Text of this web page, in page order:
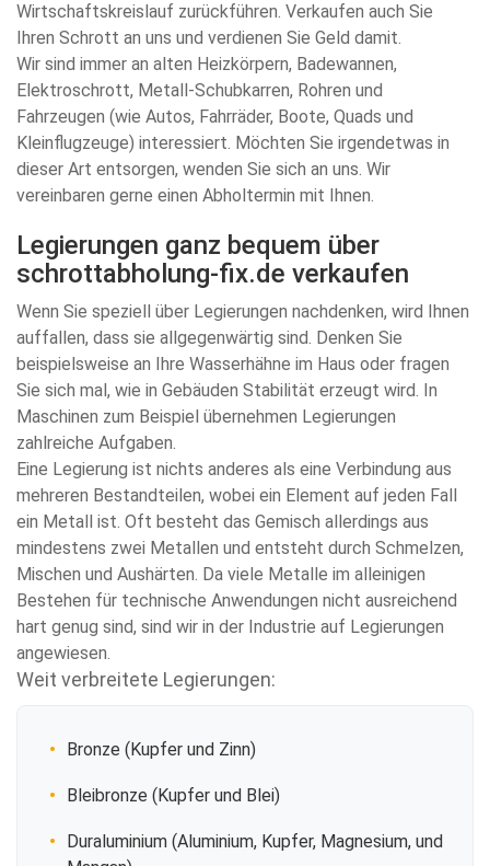
Wirtschaftskreislauf zurückführen. Verkaufen auch Sie
Ihren Schrott an uns und verdienen Sie Geld damit.
Wir sind immer an alten Heizkörpern, Badewannen,
Elektroschrott, Metall-Schubkarren, Rohren und
Fahrzeugen (wie Autos, Fahrräder, Boote, Quads und
Kleinflugzeuge) interessiert. Möchten Sie irgendetwas in
dieser Art entsorgen, wenden Sie sich an uns. Wir
vereinbaren gerne einen Abholtermin mit Ihnen.
Legierungen ganz bequem über
schrottabholung-fix.de verkaufen
Wenn Sie speziell über Legierungen nachdenken, wird Ihnen
auffallen, dass sie allgegenwärtig sind. Denken Sie
beispielsweise an Ihre Wasserhähne im Haus oder fragen
Sie sich mal, wie in Gebäuden Stabilität erzeugt wird. In
Maschinen zum Beispiel übernehmen Legierungen
zahlreiche Aufgaben.
Eine Legierung ist nichts anderes als eine Verbindung aus
mehreren Bestandteilen, wobei ein Element auf jeden Fall
ein Metall ist. Oft besteht das Gemisch allerdings aus
mindestens zwei Metallen und entsteht durch Schmelzen,
Mischen und Aushärten. Da viele Metalle im alleinigen
Bestehen für technische Anwendungen nicht ausreichend
hart genug sind, sind wir in der Industrie auf Legierungen
angewiesen.
Weit verbreitete Legierungen:
Bronze (Kupfer und Zinn)
Bleibronze (Kupfer und Blei)
Duraluminium (Aluminium, Kupfer, Magnesium, und